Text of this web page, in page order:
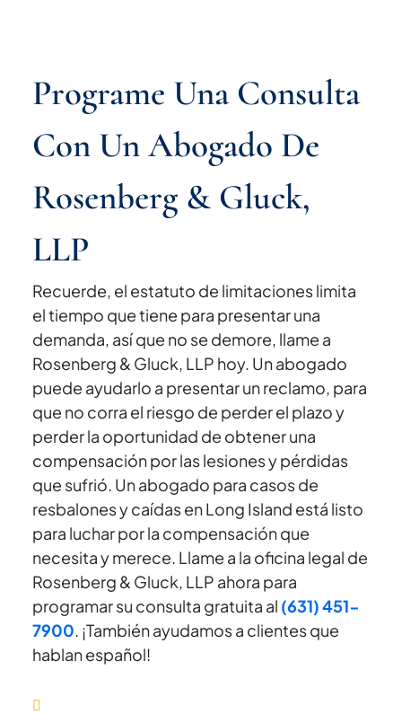
Programe Una Consulta
Con Un Abogado De
Rosenberg & Gluck,
LLP
Recuerde, el estatuto de limitaciones limita
el tiempo que tiene para presentar una
demanda, así que no se demore, llame a
Rosenberg & Gluck, LLP hoy. Un abogado
puede ayudarlo a presentar un reclamo, para
que no corra el riesgo de perder el plazo y
perder la oportunidad de obtener una
compensación por las lesiones y pérdidas
que sufrió. Un abogado para casos de
resbalones y caídas en Long Island está listo
para luchar por la compensación que
necesita y merece. Llame a la oficina legal de
Rosenberg & Gluck, LLP ahora para
programar su consulta gratuita al (631) 451-
7900. ¡También ayudamos a clientes que
hablan español!